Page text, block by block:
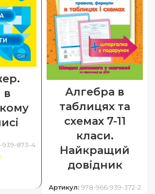
в
939-873-4
Алгебра в
таблицях та
схемах 7-11
класи.
Найкращий
довідник
Артикул: 978-966-939-372-2